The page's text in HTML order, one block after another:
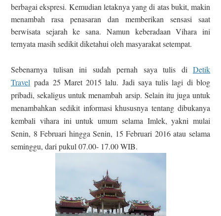
berbagai ekspresi. Kemudian letaknya yang di atas bukit, makin
menambah rasa penasaran dan memberikan sensasi saat
berwisata sejarah ke sana. Namun keberadaan Vihara ini
ternyata masih sedikit diketahui oleh masyarakat setempat.
Sebenarnya tulisan ini sudah pernah saya tulis di Detik
Travel pada 25 Maret 2015 lalu. Jadi saya tulis lagi di blog
pribadi, sekaligus untuk menambah arsip. Selain itu juga untuk
menambahkan sedikit informasi khususnya tentang dibukanya
kembali vihara ini untuk umum selama Imlek, yakni mulai
Senin, 8 Februari hingga Senin, 15 Februari 2016 atau selama
seminggu, dari pukul 07.00- 17.00 WIB.